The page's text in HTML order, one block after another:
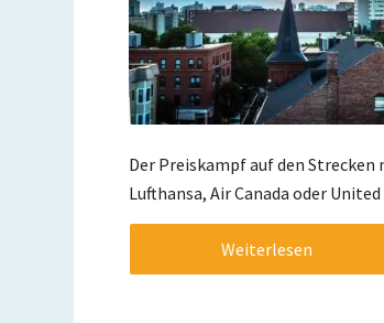
Der Preiskampf auf den
Lufthansa, Air Canada oder
Weiterlesen